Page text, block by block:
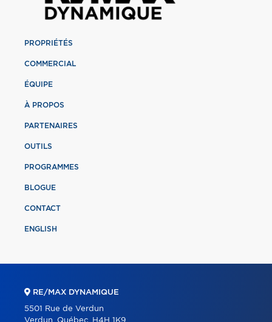
PROPRIÉTÉS
COMMERCIAL
ÉQUIPE
À PROPOS
PARTENAIRES
OUTILS
PROGRAMMES
BLOGUE
CONTACT
ENGLISH
RE/MAX DYNAMIQUE
5501 Rue de Verdun